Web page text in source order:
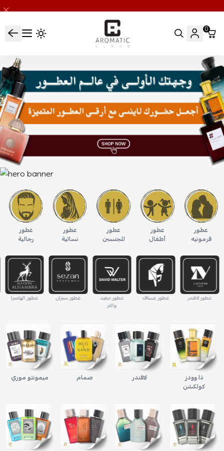
اروماتيك كلاود 0
عطور
رجالية
عطور
نسائية
عطور
للجنسين
عطور
أطفال
عطور
فرمونيه
عطور الهامبرا عطور سيزان عطور ديفيد
والتر
عطور عساف عطور لافندر
ميمونتو موري صمام لافندر
ذا وودز
كولكشن